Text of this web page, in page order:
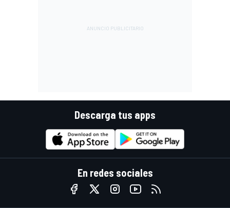
Descarga tus apps
En redes sociales